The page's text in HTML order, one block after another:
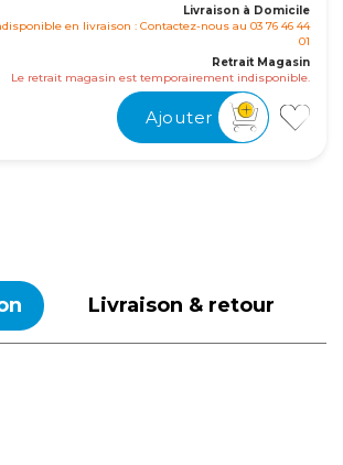
Livraison à Domicile
en livraison : Contactez-nous au 03 76 46 44
01
Retrait Magasin
Le retrait magasin est temporairement indisponible.
Ajouter
Livraison & retour